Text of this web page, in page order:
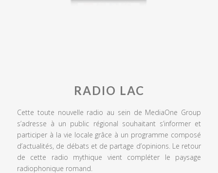
RADIO LAC
Cette toute nouvelle radio au sein de MediaOne Group
s’adresse à un public régional souhaitant s’informer et
participer à la vie locale grâce à un programme composé
d’actualités, de débats et de partage d’opinions. Le retour
de cette radio mythique vient compléter le paysage
radiophonique romand.